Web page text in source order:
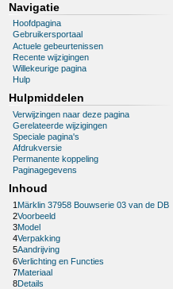
Navigatie
Hoofdpagina
Gebruikersportaal
Actuele gebeurtenissen
Recente wijzigingen
Willekeurige pagina
Hulp
Hulpmiddelen
Verwijzingen naar deze pagina
Gerelateerde wijzigingen
Speciale pagina's
Afdrukversie
Permanente koppeling
Paginagegevens
Inhoud
1 Märklin 37958 Bouwserie 03 van de DB
2Voorbeeld
3Model
4Verpakking
5Aandrijving
6Verlichting en Functies
7Materiaal
8Details